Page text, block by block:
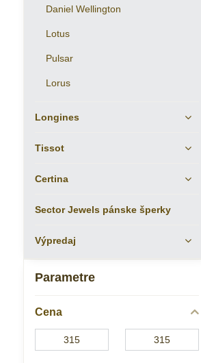
Parametre
Cena
Daniel Wellington
Lotus
Pulsar
Lorus
Longines
Tissot
Certina
Sector Jewels pánske šperky
Výpredaj